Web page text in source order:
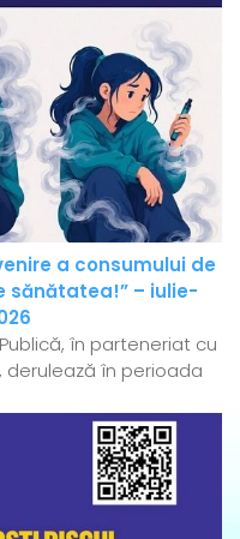
a consumului de
sănătatea!” – iulie-
în parteneriat cu
derulează în perioada